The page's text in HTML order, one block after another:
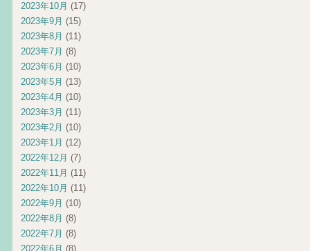
2023年10月 (17)
2023年9月 (15)
2023年8月 (11)
2023年7月 (8)
2023年6月 (10)
2023年5月 (13)
2023年4月 (10)
2023年3月 (11)
2023年2月 (10)
2023年1月 (12)
2022年12月 (7)
2022年11月 (11)
2022年10月 (11)
2022年9月 (10)
2022年8月 (8)
2022年7月 (8)
2022年6月 (8)